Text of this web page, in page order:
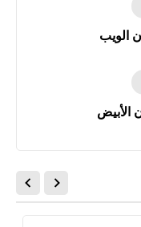
الويب
الأبيض